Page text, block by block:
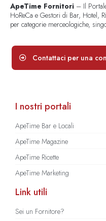
ApeTime Fornitori – Il
HoReCa e Gestori di Bar, Hotel,
per categorie merceologiche,
Contattaci per una
I nostri portali
ApeTime Bar e Locali
ApeTime Magazine
ApeTime Ricette
ApeTime Marketing
Link utili
Sei un Fornitore?